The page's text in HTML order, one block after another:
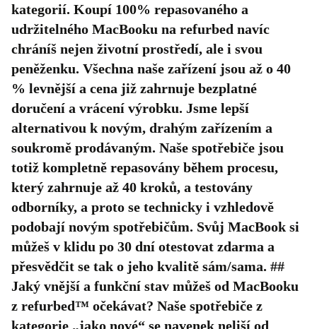
kategorií. Koupí 100% repasovaného a
udržitelného MacBooku na refurbed navíc
chráníš nejen životní prostředí, ale i svou
peněženku. Všechna naše zařízení jsou až o 40
% levnější a cena již zahrnuje bezplatné
doručení a vrácení výrobku. Jsme lepší
alternativou k novým, drahým zařízením a
soukromě prodávaným. Naše spotřebiče jsou
totiž kompletně repasovány během procesu,
který zahrnuje až 40 kroků, a testovány
odborníky, a proto se technicky i vzhledově
podobají novým spotřebičům. Svůj MacBook si
můžeš v klidu po 30 dní otestovat zdarma a
přesvědčit se tak o jeho kvalitě sám/sama. ##
Jaký vnější a funkční stav můžeš od MacBooku
z refurbed™ očekávat? Naše spotřebiče z
kategorie „jako nové“ se navenek neliší od